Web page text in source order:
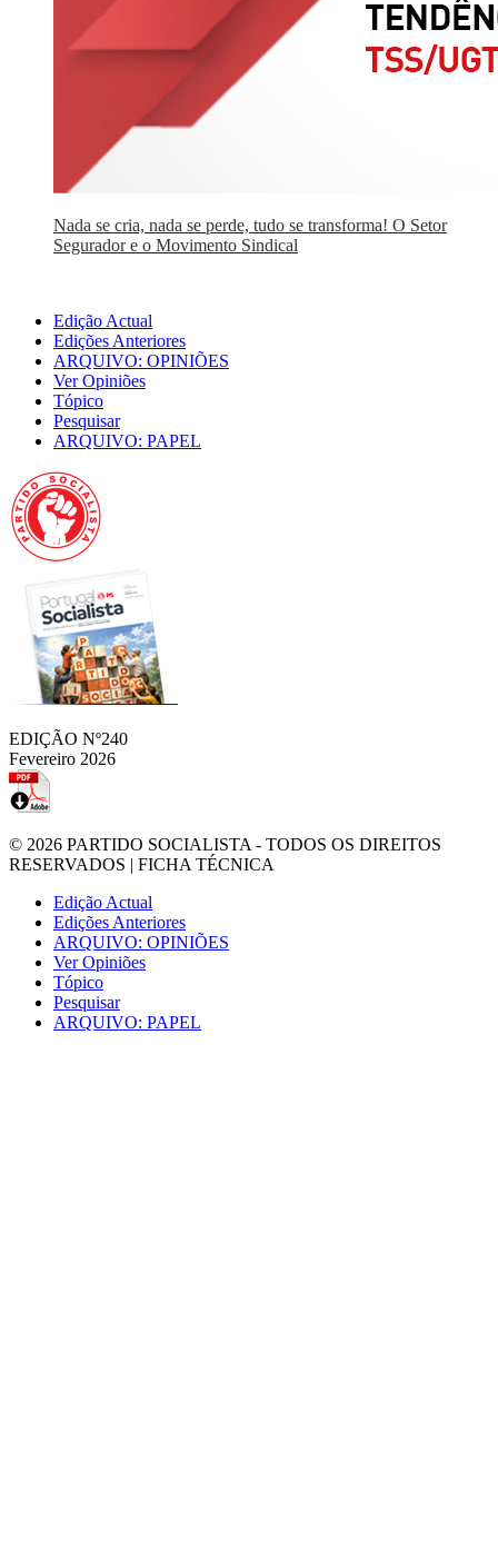
Nada se cria, nada se perde, tudo se transforma! O Setor
Segurador e o Movimento Sindical
Edição Actual
Edições Anteriores
ARQUIVO: OPINIÕES
Ver Opiniões
Tópico
Pesquisar
ARQUIVO: PAPEL
EDIÇÃO Nº240
Fevereiro 2026
© 2026 PARTIDO SOCIALISTA - TODOS OS DIREITOS
RESERVADOS | FICHA TÉCNICA
Edição Actual
Edições Anteriores
ARQUIVO: OPINIÕES
Ver Opiniões
Tópico
Pesquisar
ARQUIVO: PAPEL